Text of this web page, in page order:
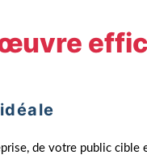
de votre public